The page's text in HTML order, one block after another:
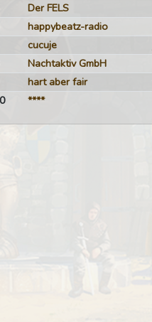
Der FELS
happybeatz-radio
cucuje
Nachtaktiv GmbH
hart aber fair
****